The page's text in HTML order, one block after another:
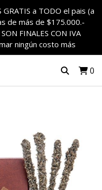
a TODO el pais (a
de más de $175.000.-
FINALES CON IVA
ningún costo más
0